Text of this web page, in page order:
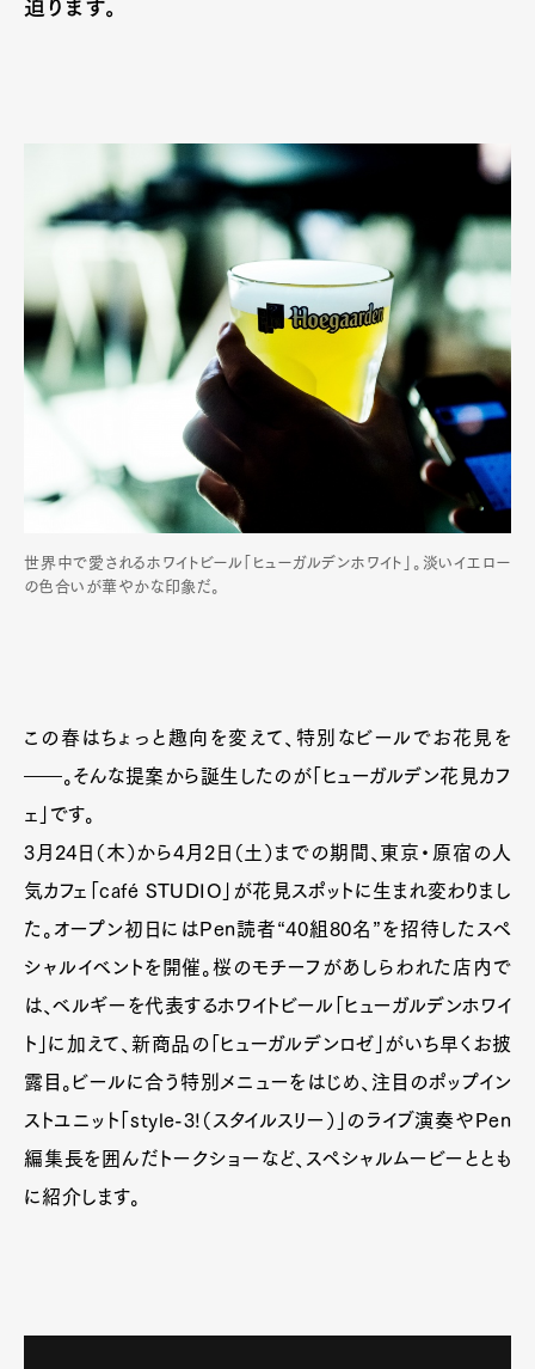
迫ります。
世界中で愛されるホワイトビール「ヒューガルデンホワイト」。淡いイエロー
の色合いが華やかな印象だ。
この春はちょっと趣向を変えて、特別なビールでお花見を
――。そんな提案から誕生したのが「ヒューガルデン花見カフ
ェ」です。
3月24日（木）から4月2日（土）までの期間、東京・原宿の人
気カフェ「café STUDIO」が花見スポットに生まれ変わりまし
た。オープン初日にはPen読者“40組80名”を招待したスペ
シャルイベントを開催。桜のモチーフがあしらわれた店内で
は、ベルギーを代表するホワイトビール「ヒューガルデンホワイ
ト」に加えて、新商品の「ヒューガルデンロゼ」がいち早くお披
露目。ビールに合う特別メニューをはじめ、注目のポップイン
ストユニット「style-3!（スタイルスリー）」のライブ演奏やPen
編集長を囲んだトークショーなど、スペシャルムービーととも
に紹介します。